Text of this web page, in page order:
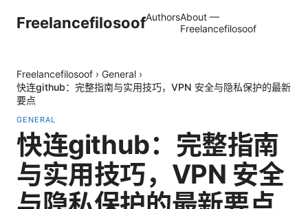
FreelancefilosoofAuthorsAbout —
Freelancefilosoof
Freelancefilosoof › General ›
快连github：完整指南与实用技巧，VPN 安全与隐私保护的最新
要点
GENERAL
快连github：完整指南
与实用技巧，VPN 安全